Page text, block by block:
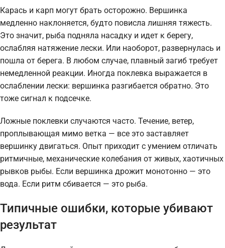
Карась и карп могут брать осторожно. Вершинка
медленно наклоняется, будто повисла лишняя тяжесть.
Это значит, рыба подняла насадку и идет к берегу,
ослабляя натяжение лески. Или наоборот, развернулась и
пошла от берега. В любом случае, плавный загиб требует
немедленной реакции. Иногда поклевка выражается в
ослаблении лески: вершинка разгибается обратно. Это
тоже сигнал к подсечке.
Ложные поклевки случаются часто. Течение, ветер,
проплывающая мимо ветка — все это заставляет
вершинку двигаться. Опыт приходит с умением отличать
ритмичные, механические колебания от живых, хаотичных
рывков рыбы. Если вершинка дрожит монотонно — это
вода. Если ритм сбивается — это рыба.
Типичные ошибки, которые убивают
результат